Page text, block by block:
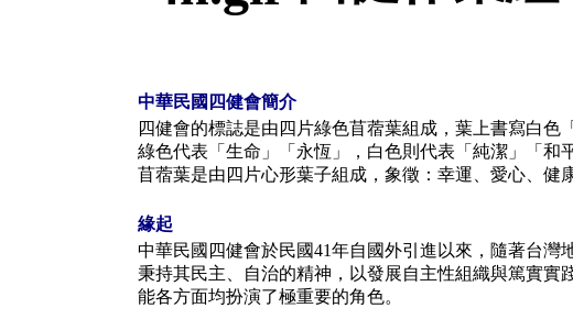
中華民國四健會簡介
四健會的標誌是由四片綠色苜蓿葉組成，葉上書寫白色
綠色代表「生命」「永恆」，白色則代表「純潔」「和
苜蓿葉是由四片心形葉子組成，象徵：幸運、愛心、健
緣起
中華民國四健會於民國41年自國外引進以來，隨著台灣
秉持其民主、自治的精神，以發展自主性組織與篤實實
能各方面均扮演了極重要的角色。